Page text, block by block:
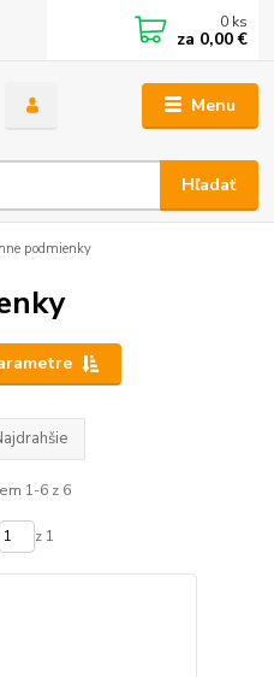
Menu
Hľadať
0 ks
za 0,00 €
podmienky
1-6 z 6
z 1